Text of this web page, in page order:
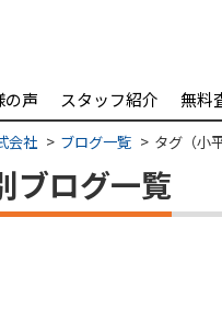
の声 スタッフ紹介 無料
会社 ブログ一覧 タグ（小
ブログ一覧